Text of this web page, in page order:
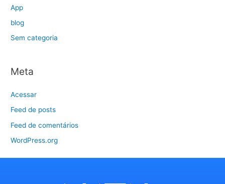
App
blog
Sem categoria
Meta
Acessar
Feed de posts
Feed de comentários
WordPress.org